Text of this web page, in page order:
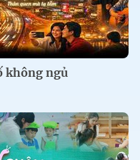
không ngủ